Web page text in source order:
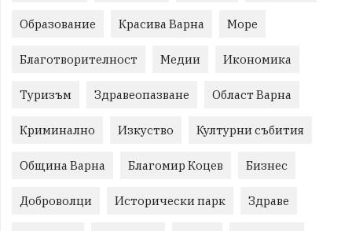
Образование Красива Варна Море
Благотворителност Медии Икономика
Туризъм Здравеопазване Област Варна
Криминално Изкуство Културни събития
Община Варна Благомир Коцев Бизнес
Доброволци Исторически парк Здраве